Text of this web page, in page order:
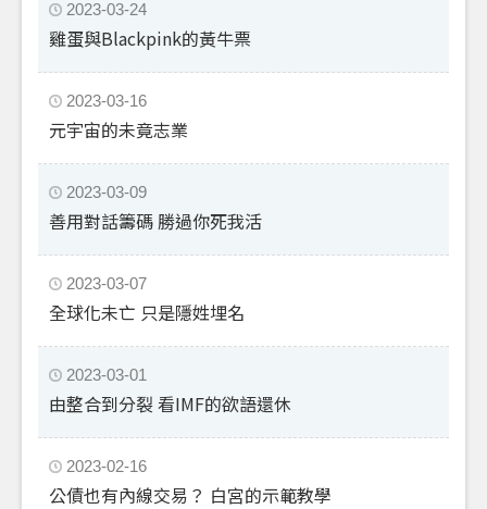
2023-03-24
雞蛋與Blackpink的黃牛票
2023-03-16
元宇宙的未竟志業
2023-03-09
善用對話籌碼 勝過你死我活
2023-03-07
全球化未亡 只是隱姓埋名
2023-03-01
由整合到分裂 看IMF的欲語還休
2023-02-16
公債也有內線交易？ 白宮的示範教學